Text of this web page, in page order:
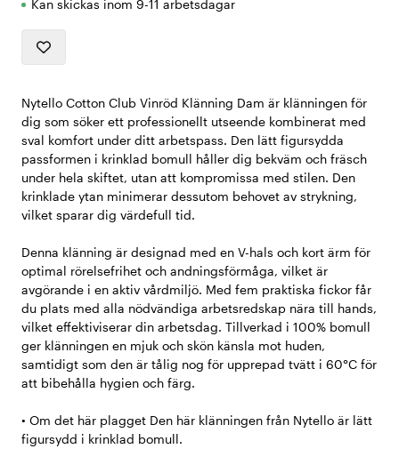
Kan skickas inom 9-11 arbetsdagar
Nytello Cotton Club Vinröd Klänning Dam är klänningen för
dig som söker ett professionellt utseende kombinerat med
sval komfort under ditt arbetspass. Den lätt figursydda
passformen i krinklad bomull håller dig bekväm och fräsch
under hela skiftet, utan att kompromissa med stilen. Den
krinklade ytan minimerar dessutom behovet av strykning,
vilket sparar dig värdefull tid.
Denna klänning är designad med en V-hals och kort ärm för
optimal rörelsefrihet och andningsförmåga, vilket är
avgörande i en aktiv vårdmiljö. Med fem praktiska fickor får
du plats med alla nödvändiga arbetsredskap nära till hands,
vilket effektiviserar din arbetsdag. Tillverkad i 100% bomull
ger klänningen en mjuk och skön känsla mot huden,
samtidigt som den är tålig nog för upprepad tvätt i 60°C för
att bibehålla hygien och färg.
• Om det här plagget Den här klänningen från Nytello är lätt
figursydd i krinklad bomull.